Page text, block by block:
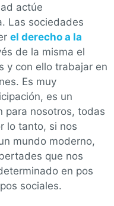
actúe
Las sociedades
el derecho a la
de la misma el
y con ello trabajar en
Es muy
es un
para nosotros, todas
lo tanto, si nos
mundo moderno,
que nos
en pos
sociales.